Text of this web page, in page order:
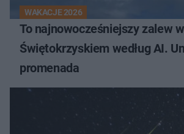
WAKACJE 2026
To najnowocześniejszy zalew w
Świętokrzyskiem według AI.
promenada